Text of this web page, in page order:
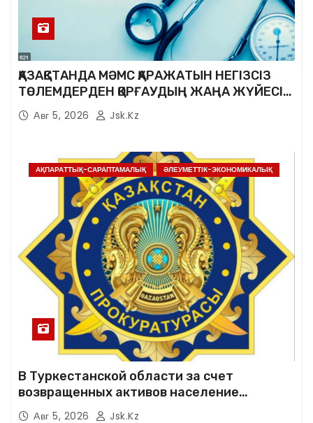
ҚАЗАҚСТАНДА МӘМС ҚАРАЖАТЫН НЕГІЗСІЗ
ТӨЛЕМДЕРДЕН ҚОРҒАУДЫҢ ЖАҢА ЖҮЙЕСІ
ҚҰРЫЛУДА
Авг 5, 2026 Jsk.kz
АҚПАРАТТЫҚ-САРАПТАМАЛЫҚ ӘЛЕУМЕТТІК-ЭКОНОМИКАЛЫҚ
В Туркестанской области за счет
возвращенных активов население
обеспечено качественной питьевой водой
Авг 5, 2026 Jsk.kz